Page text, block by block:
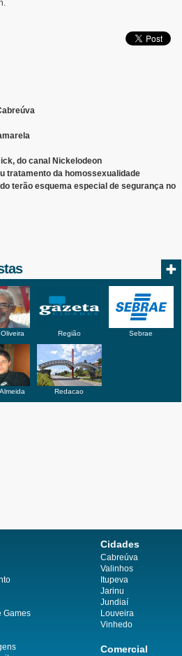
do canal Nickelodeon
tratamento da homossexualidade
terão esquema especial de segurança no
Região Sebrae
Redacao
Games
Cidades
Cabreúva
Valinhos
Itupeva
Jarinu
Jundiaí
Louveira
Vinhedo
Comercial